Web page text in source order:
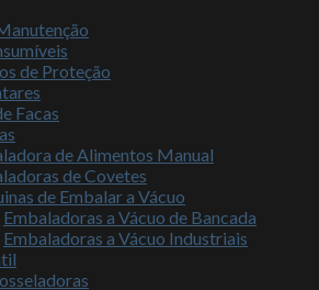
de Proteção
Facas
de Alimentos Manual
de Covetes
de Embalar a Vácuo
Embaladoras a Vácuo de Bancada
Embaladoras a Vácuo Industriais